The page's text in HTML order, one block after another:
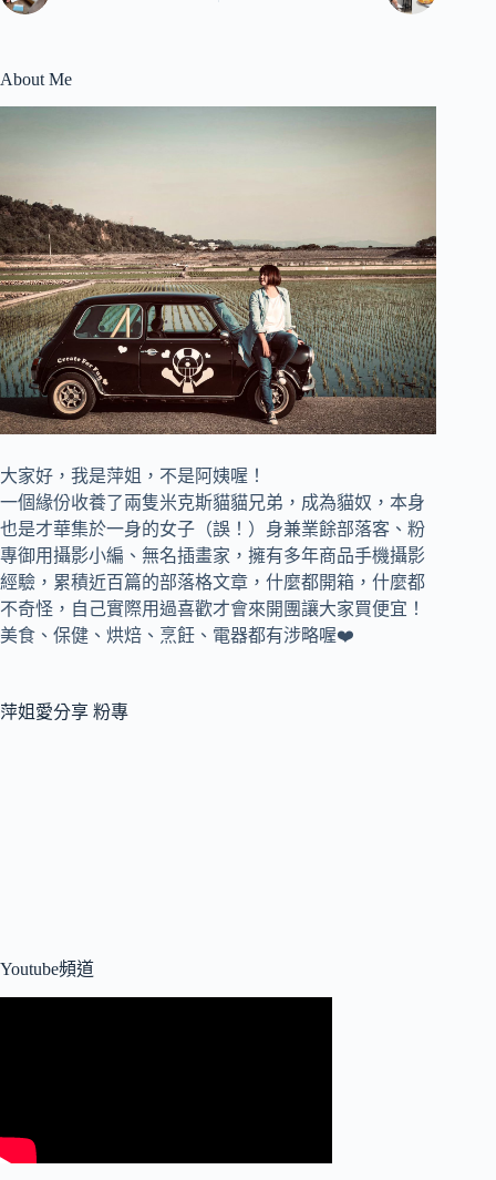
About Me
大家好，我是萍姐，不是阿姨喔！
一個緣份收養了兩隻米克斯貓貓兄弟，成為貓奴， 本身
也是才華集於一身的女子（誤！）身兼業餘部落客、 粉
專御用攝影小編、 無名插畫家， 擁有多年商品手機攝影
經驗，累積近百篇的部落格文章， 什麼都開箱，什麼都
不奇怪，自己實際用過喜歡才會來開團讓大家買便宜！
美食、保健、烘焙、烹飪、電器都有涉略喔❤️
萍姐愛分享 粉專
Youtube頻道